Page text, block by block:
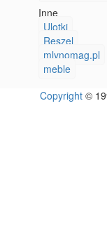
Inne
Ulotki
Reszel
mlynomag.pl
meble
Copyright©